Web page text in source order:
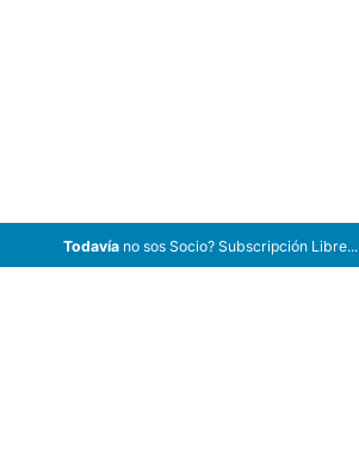
Todavíano sos Socio? Subscripción Libre...